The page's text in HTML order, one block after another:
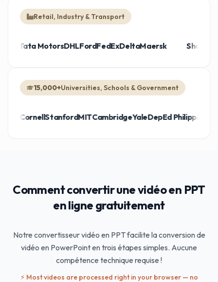
Retail, Industry & Transport
MahindraTata MotorsDHLFordFedExDeltaMaersk
15,000+Universities, Schools & Government
StanfordMITCambridgeYaleDepEd Philippines
Comment convertir une vidéo en PPT
en ligne gratuitement
Notre convertisseur vidéo en PPT facilite la conversion de
vidéo en PowerPoint en trois étapes simples. Aucune
compétence technique requise !
⚡ Most videos are processed right in your browser — no